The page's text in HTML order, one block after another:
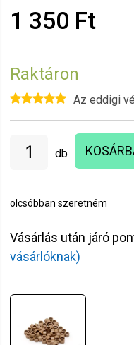
1 350 Ft
Raktáron
Az eddigi
db
olcsóbban szeretném
Vásárlás után járó
vásárlóknak)